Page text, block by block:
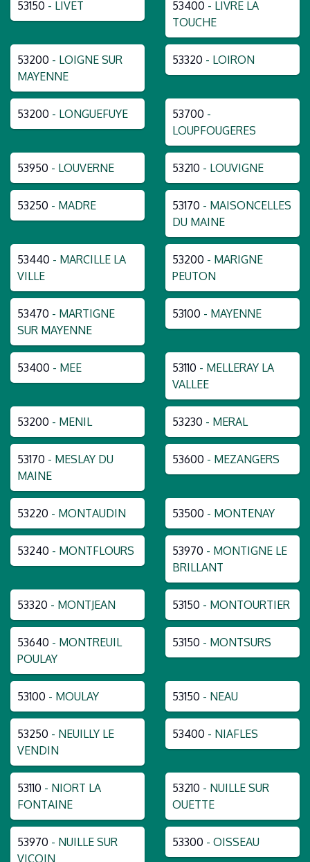
53150 - LIVET 53400 - LIVRE LA
TOUCHE
53200 - LOIGNE SUR
MAYENNE
53320 - LOIRON
53200 - LONGUEFUYE 53700 -
LOUPFOUGERES
53950 - LOUVERNE 53210 - LOUVIGNE
53250 - MADRE 53170 - MAISONCELLES
DU MAINE
53440 - MARCILLE LA
VILLE
53200 - MARIGNE
PEUTON
53470 - MARTIGNE
SUR MAYENNE
53100 - MAYENNE
53400 - MEE 53110 - MELLERAY LA
VALLEE
53200 - MENIL 53230 - MERAL
53170 - MESLAY DU
MAINE
53600 - MEZANGERS
53220 - MONTAUDIN 53500 - MONTENAY
53240 - MONTFLOURS 53970 - MONTIGNE LE
BRILLANT
53320 - MONTJEAN 53150 - MONTOURTIER
53640 - MONTREUIL
POULAY
53150 - MONTSURS
53100 - MOULAY 53150 - NEAU
53250 - NEUILLY LE
VENDIN
53400 - NIAFLES
53110 - NIORT LA
FONTAINE
53210 - NUILLE SUR
OUETTE
53970 - NUILLE SUR
VICOIN
53300 - OISSEAU